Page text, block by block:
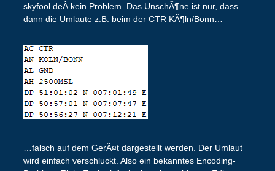
skyfool.deÂ kein Problem. Das UnschÃ¶ne ist nur, dass
dann die Umlaute z.B. beim der CTR KÃ¶ln/Bonn…
…falsch auf dem GerÃ¤t dargestellt werden. Der Umlaut
wird einfach verschluckt. Also ein bekanntes Encoding-